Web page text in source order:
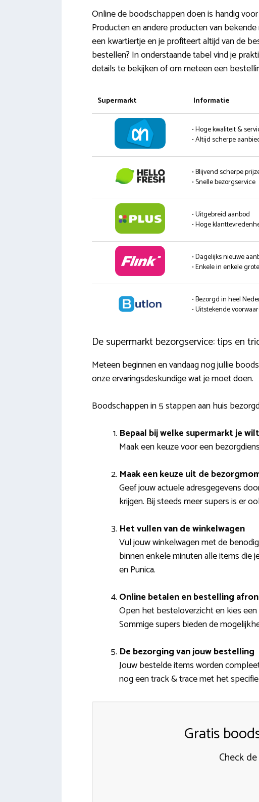
Online de boodschappen doen is handig
Producten en andere producten van
een kwartiertje en je profiteert altijd van de
bestellen? In onderstaande tabel vind je
details te bekijken of om meteen een
Supermarkt Informatie
• Hoge kwaliteit &
• Altijd scherpe
• Blijvend scherpe
• Snelle bezorgservice
• Uitgebreid aanbod
• Hoge
• Dagelijks nieuwe
• Enkele in enkele
• Bezorgd in heel
• Uitstekende
De supermarkt bezorgservice: tips en
Meteen beginnen en vandaag nog jullie
onze ervaringsdeskundige wat je moet doen.
Boodschappen in 5 stappen aan huis
Bepaal bij welke supermarkt je
Maak een keuze voor een
Maak een keuze uit de
Geef jouw actuele adresgegevens
krijgen. Bij steeds meer supers is er
Het vullen van de winkelwagen
Vul jouw winkelwagen met de
binnen enkele minuten alle items die
en Punica.
Online betalen en bestelling
Open het besteloverzicht en kies een
Sommige supers bieden de
De bezorging van jouw bestelling
Jouw bestelde items worden
nog een track & trace met het
Gratis
Check